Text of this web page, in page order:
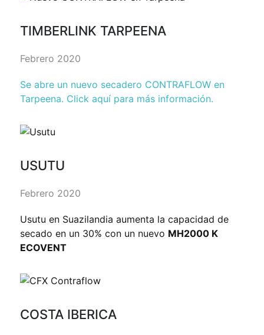
TIMBERLINK TARPEENA
Febrero 2020
Se abre un nuevo secadero CONTRAFLOW en
Tarpeena. Click aquí para más información.
USUTU
Febrero 2020
Usutu en Suazilandia aumenta la capacidad de
secado en un 30% con un nuevo MH2000 K
ECOVENT
COSTA IBERICA